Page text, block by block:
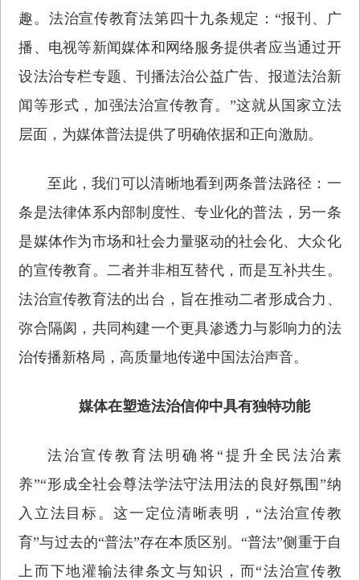
趣。法治宣传教育法第四十九条规定：“报刊、广
播、电视等新闻媒体和网络服务提供者应当通过开
设法治专栏专题、刊播法治公益广告、报道法治新
闻等形式，加强法治宣传教育。”这就从国家立法
层面，为媒体普法提供了明确依据和正向激励。
至此，我们可以清晰地看到两条普法路径：一
条是法律体系内部制度性、专业化的普法，另一条
是媒体作为市场和社会力量驱动的社会化、大众化
的宣传教育。二者并非相互替代，而是互补共生。
法治宣传教育法的出台，旨在推动二者形成合力、
弥合隔阂，共同构建一个更具渗透力与影响力的法
治传播新格局，高质量地传递中国法治声音。
媒体在塑造法治信仰中具有独特功能
法治宣传教育法明确将“提升全民法治素
养”“形成全社会尊法学法守法用法的良好氛围”纳
入立法目标。这一定位清晰表明，“法治宣传教
育”与过去的“普法”存在本质区别。“普法”侧重于自
上而下地灌输法律条文与知识，而“法治宣传教